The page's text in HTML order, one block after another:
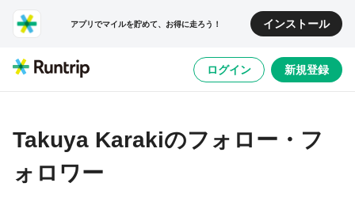
アプリでマイルを貯めて、お得に走ろう！ インストール
ログイン 新規登録
Takuya Karakiのフォロー・フ
ォロワー